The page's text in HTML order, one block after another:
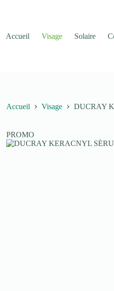
Accueil
Visage Solaire
Accueil Visage DUCRAY
PROMO